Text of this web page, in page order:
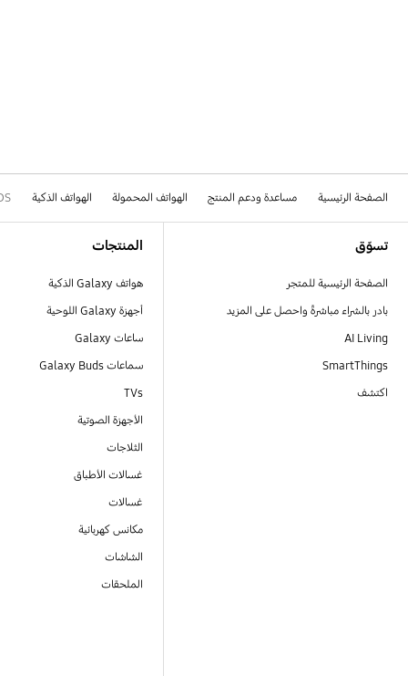
الصفحة الرئيسية مساعدة ودعم المنتج الهواتف المحمولة الهواتف الذكية
تسوّق
الصفحة الرئيسية للمتجر
بادر بالشراء مباشرةً واحصل على المزيد
AI Living
SmartThings
اكتشف
المنتجات
هواتف Galaxy الذكية
أجهزة Galaxy اللوحية
ساعات Galaxy
سماعات Galaxy Buds
TVs
الأجهزة الصوتية
الثلاجات
غسالات الأطباق
غسالات
مكانس كهربائية
الشاشات
الملحقات